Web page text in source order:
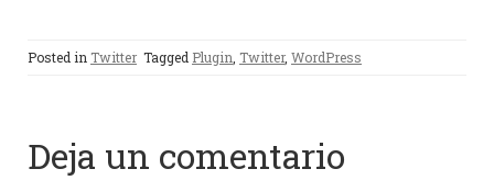
Posted in Twitter Tagged Plugin Twitter, WordPress
Deja un comentario